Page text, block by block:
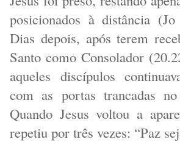
posicionados à distância
Dias depois, após terem
Santo como Consolador
aqueles discípulos
com as portas trancadas
Quando Jesus voltou a
repetiu por três vezes: “Paz